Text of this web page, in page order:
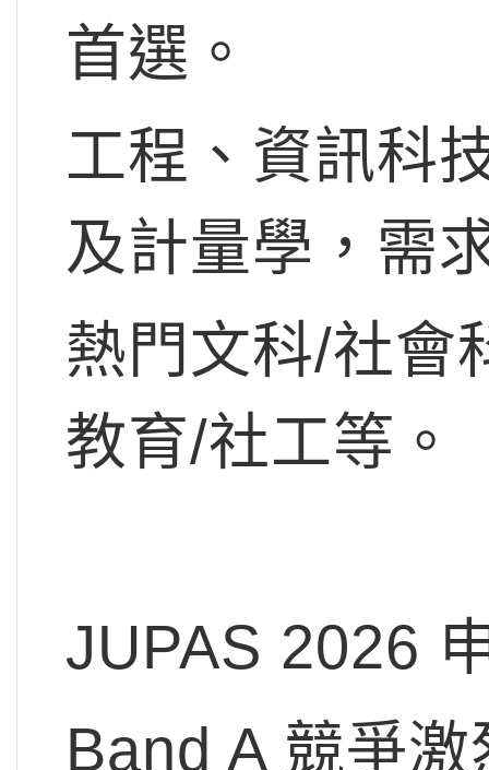
首選。
工程、資訊科
及計量學，需
熱門文科/社會
教育/社工等。
JUPAS 2026
Band A 競爭